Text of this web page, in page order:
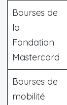
Bourses de
la
Fondation
Mastercard
Bourses de
mobilité